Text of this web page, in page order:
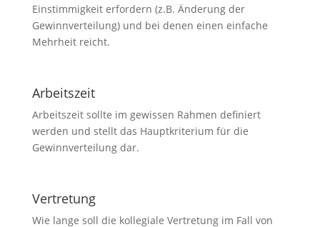
Einstimmigkeit erfordern (z.B. Änderung der
Gewinnverteilung) und bei denen einen einfache
Mehrheit reicht.
Arbeitszeit
Arbeitszeit sollte im gewissen Rahmen definiert
werden und stellt das Hauptkriterium für die
Gewinnverteilung dar.
Vertretung
Wie lange soll die kollegiale Vertretung im Fall von